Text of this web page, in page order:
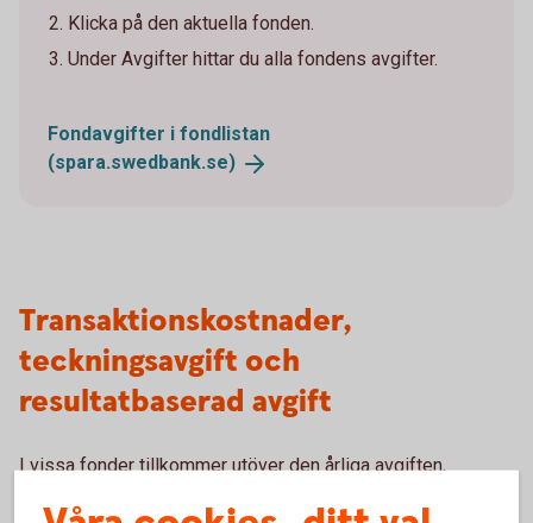
Klicka på den aktuella fonden.
Under Avgifter hittar du alla fondens avgifter.
Fondavgifter i fondlistan
(spara.swedbank.se)
Transaktionskostnader,
teckningsavgift och
resultatbaserad avgift
I vissa fonder tillkommer utöver den årliga avgiften,